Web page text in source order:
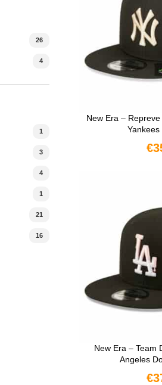
26
4
1
3
4
1
21
16
New Era –
Yankees
€
New Era – Team
Angeles
€